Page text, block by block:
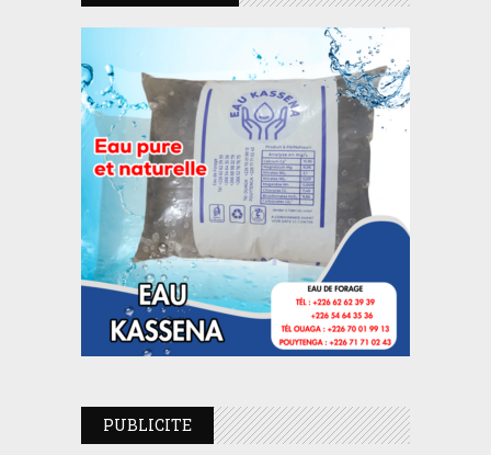
PUBLICITE